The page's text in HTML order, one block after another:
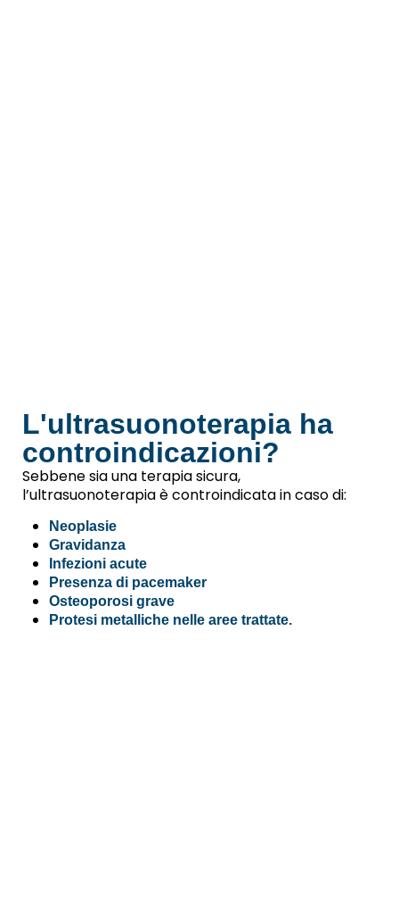
L'ultrasuonoterapia ha
controindicazioni?
Sebbene sia una terapia sicura,
l’ultrasuonoterapia è controindicata in caso di:
Neoplasie
Gravidanza
Infezioni acute
Presenza di pacemaker
Osteoporosi grave
Protesi metalliche nelle aree trattate.